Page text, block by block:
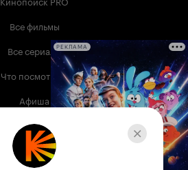
Все фильмы
Все сериалы
Что посмотреть
Афиша
Музыка
Телепрограмма
РЕКЛАМА